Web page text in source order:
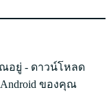
อยู่ - ดาวน์โหลด
ของคุณ